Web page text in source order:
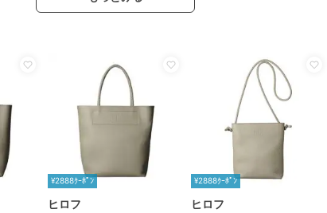
¥2888ｸｰﾎﾟﾝ
ヒロフ
¥2888ｸｰﾎﾟﾝ
ヒロフ